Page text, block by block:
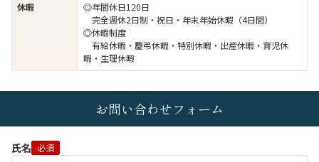
休暇
◎年間休日120日
完全週休2日制・祝日・年末年始休暇（4日間）
◎休暇制度
有給休暇・慶弔休暇・特別休暇・出産休暇・育児休
暇・生理休暇
お問い合わせフォーム
氏名 必須